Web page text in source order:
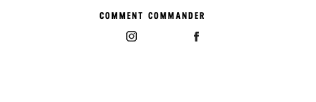
COMMENT COMMANDER